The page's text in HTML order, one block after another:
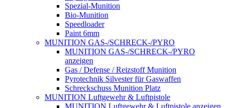
Spezial-Munition
Bio-Munition
Speedloader
Paint 6mm
MUNITION GAS-/SCHRECK-/PYRO
MUNITION GAS-/SCHRECK-/PYRO
anzeigen
Gas / Defense / Reizstoff Munition
Pyrotechnik Silvester für Gaswaffen
Schreckschuss Munition Platz
MUNITION Luftgewehr & Luftpistole
MUNITION Luftgewehr & Luftpistole anzeigen